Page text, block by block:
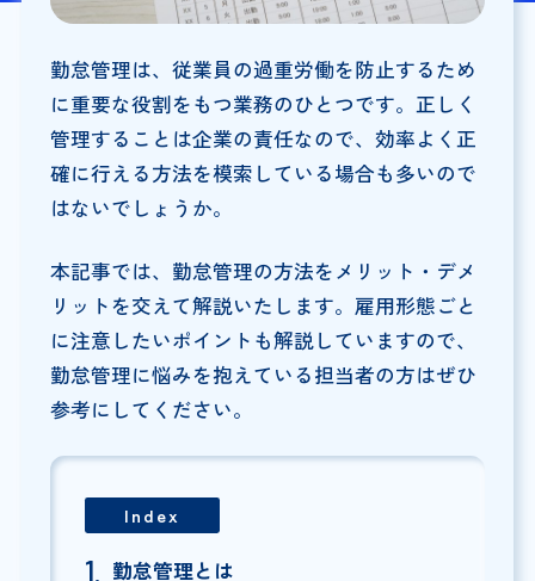
勤怠管理は、従業員の過重労働を防止するため
に重要な役割をもつ業務のひとつです。正しく
管理することは企業の責任なので、効率よく正
確に行える方法を模索している場合も多いので
はないでしょうか。
本記事では、勤怠管理の方法をメリット・デメ
リットを交えて解説いたします。雇用形態ごと
に注意したいポイントも解説していますので、
勤怠管理に悩みを抱えている担当者の方はぜひ
参考にしてください。
Index
勤怠管理とは